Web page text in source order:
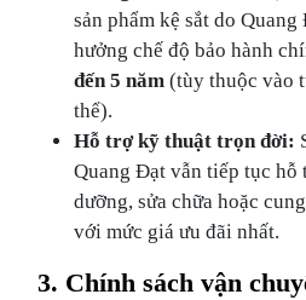
sản phẩm kệ sắt do
hưởng chế độ bảo hành
đến 5 năm (tùy thuộc vào
thể).
Hỗ trợ kỹ thuật trọn đời:
Quang Đạt vẫn tiếp tục hỗ
dưỡng, sửa chữa hoặc
với mức giá ưu đãi nhất.
3. Chính sách vận